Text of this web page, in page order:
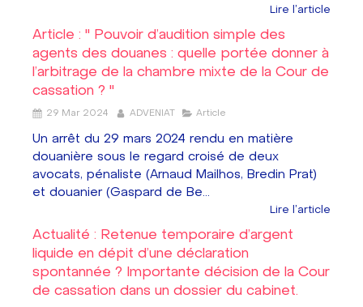
Lire l'article
Article : " Pouvoir d’audition simple des
agents des douanes : quelle portée donner à
l’arbitrage de la chambre mixte de la Cour de
cassation ? "
29 Mar 2024 ADVENIAT Article
Un arrêt du 29 mars 2024 rendu en matière
douanière sous le regard croisé de deux
avocats, pénaliste (Arnaud Mailhos, Bredin Prat)
et douanier (Gaspard de Be...
Lire l'article
Actualité : Retenue temporaire d’argent
liquide en dépit d’une déclaration
spontannée ? Importante décision de la Cour
de cassation dans un dossier du cabinet.